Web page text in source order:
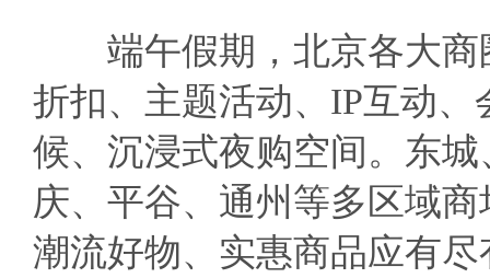
端午假期，北京各大商
折扣、主题活动、IP互动
候、沉浸式夜购空间。东
庆、平谷、通州等多区域
潮流好物、实惠商品应有尽